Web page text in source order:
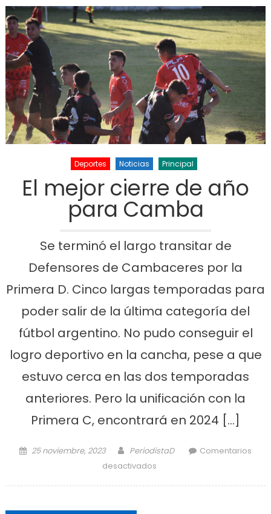
Deportes Noticias Principal
El mejor cierre de año
para Camba
Se terminó el largo transitar de
Defensores de Cambaceres por la
Primera D. Cinco largas temporadas para
poder salir de la última categoría del
fútbol argentino. No pudo conseguir el
logro deportivo en la cancha, pese a que
estuvo cerca en las dos temporadas
anteriores. Pero la unificación con la
Primera C, encontrará en 2024 […]
Posted on
25 noviembre, 2023 Author
PeriodistaD
Comentarios
desactivados